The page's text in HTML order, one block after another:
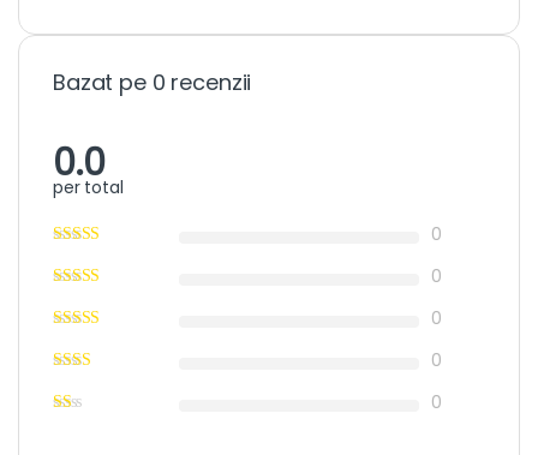
Bazat pe 0 recenzii
0.0
per total
0
0
0
0
0